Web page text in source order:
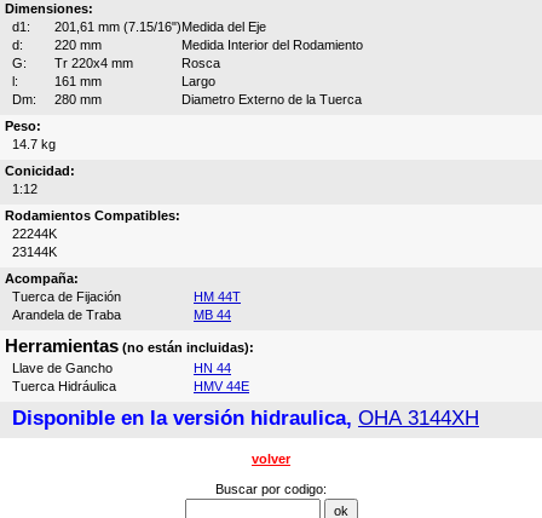
Dimensiones:
d1:
201,61 mm (7.15/16")Medida del Eje
d:
220 mm
Medida Interior del Rodamiento
G:
Tr 220x4 mm
Rosca
l:
161 mm
Largo
Dm:
280 mm
Diametro Externo de la Tuerca
Peso:
14.7 kg
Conicidad:
1:12
Rodamientos Compatibles:
22244K
23144K
Acompaña:
Tuerca de Fijación
HM 44T
Arandela de Traba
MB 44
Herramientas (no están incluidas):
Llave de Gancho
HN 44
Tuerca Hidráulica
HMV 44E
Disponible en la versión hidraulica, OHA 3144XH
volver
Buscar por codigo: